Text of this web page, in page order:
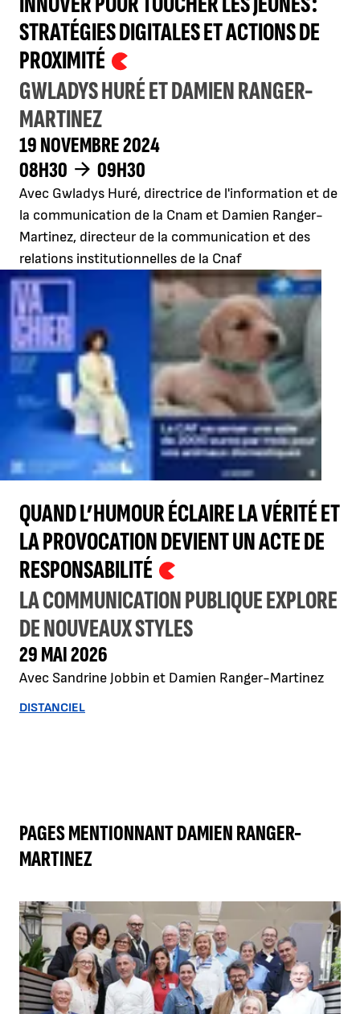
STRATÉGIES DIGITALES ET ACTIONS DE
PROXIMITÉ
GWLADYS HURÉ ET DAMIEN RANGER-
MARTINEZ
19 NOVEMBRE 2024
08H30
09H30
Avec Gwladys Huré, directrice de l'information et de
la communication de la Cnam et Damien Ranger-
Martinez, directeur de la communication et des
relations institutionnelles de la Cnaf
QUAND L’HUMOUR ÉCLAIRE LA VÉRITÉ ET
LA PROVOCATION DEVIENT UN ACTE DE
RESPONSABILITÉ
LA COMMUNICATION PUBLIQUE EXPLORE
DE NOUVEAUX STYLES
29 MAI 2026
Avec Sandrine Jobbin et Damien Ranger-Martinez
DISTANCIEL
PAGES MENTIONNANT DAMIEN RANGER-
MARTINEZ